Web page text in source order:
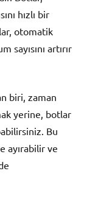
hızlı bir
otomatik
artırır
biri, zaman
yerine, botlar
Bu
ayırabilir ve